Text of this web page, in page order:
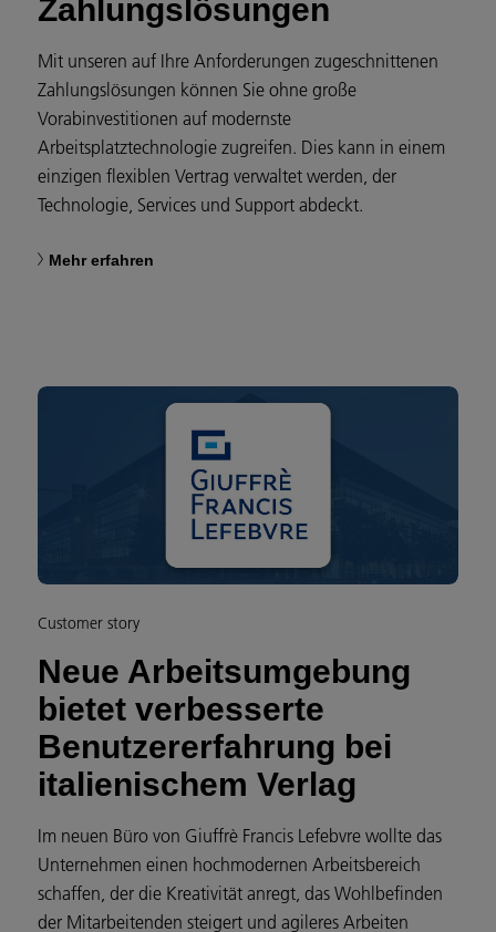
Zahlungslösungen
Mit unseren auf Ihre Anforderungen zugeschnittenen
Zahlungslösungen können Sie ohne große
Vorabinvestitionen auf modernste
Arbeitsplatztechnologie zugreifen. Dies kann in einem
einzigen flexiblen Vertrag verwaltet werden, der
Technologie, Services und Support abdeckt.
Mehr erfahren
Customer story
Neue Arbeitsumgebung
bietet verbesserte
Benutzererfahrung bei
italienischem Verlag
Im neuen Büro von Giuffrè Francis Lefebvre wollte das
Unternehmen einen hochmodernen Arbeitsbereich
schaffen, der die Kreativität anregt, das Wohlbefinden
der Mitarbeitenden steigert und agileres Arbeiten